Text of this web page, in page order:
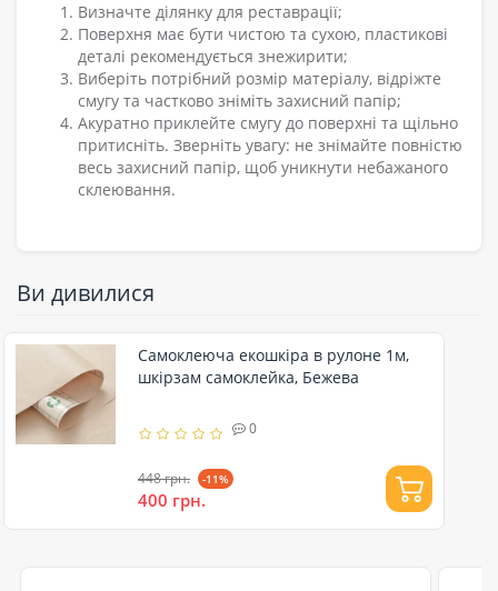
Визначте ділянку для реставрації;
Поверхня має бути чистою та сухою, пластикові
деталі рекомендується знежирити;
Виберіть потрібний розмір матеріалу, відріжте
смугу та частково зніміть захисний папір;
Акуратно приклейте смугу до поверхні та щільно
притисніть. Зверніть увагу: не знімайте повністю
весь захисний папір, щоб уникнути небажаного
склеювання.
Ви дивилися
Самоклеюча екошкіра в рулоне 1м,
шкірзам самоклейка, Бежева
0
448 грн. -11%
400 грн.